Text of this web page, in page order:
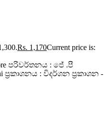
Rs. 1,170Current price is:
පරිවර්තනය : ජේ .පී
ප්‍රකාශනය : විදර්ශන ප්‍රකාශන -